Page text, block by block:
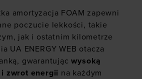
amortyzacja FOAM zapewni
poczucie lekkości, takie
jak i ostatnim kilometrze
UA ENERGY WEB otacza
gwarantującwysoką
zwrot energii na każdym